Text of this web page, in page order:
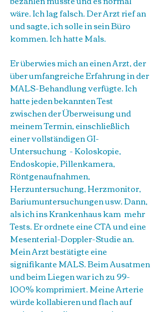
wäre. Ich lag falsch. Der Arzt rief an
und sagte, ich solle in sein Büro
kommen. Ich hatte Mals.
Er überwies mich an einen Arzt, der
über umfangreiche Erfahrung in der
MALS-Behandlung verfügte. Ich
hatte jeden bekannten Test
zwischen der Überweisung und
meinem Termin, einschließlich
einer vollständigen GI-
Untersuchung - Koloskopie,
Endoskopie, Pillenkamera,
Röntgenaufnahmen,
Herzuntersuchung, Herzmonitor,
Bariumuntersuchungen usw. Dann,
als ich ins Krankenhaus kam mehr
Tests. Er ordnete eine CTA und eine
Mesenterial-Doppler-Studie an.
Mein Arzt bestätigte eine
signifikante MALS. Beim Ausatmen
und beim Liegen war ich zu 99-
100% komprimiert. Meine Arterie
würde kollabieren und flach auf